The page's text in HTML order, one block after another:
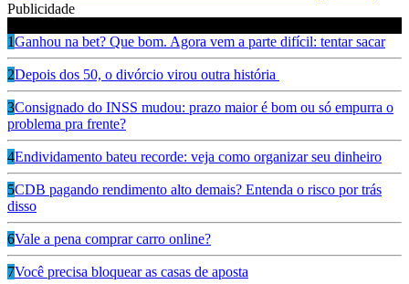
Publicidade
1Ganhou na bet? Que bom. Agora vem a parte difícil: tentar sacar
2Depois dos 50, o divórcio virou outra história
3Consignado do INSS mudou: prazo maior é bom ou só empurra o
problema pra frente?
4Endividamento bateu recorde: veja como organizar seu dinheiro
5CDB pagando rendimento alto demais? Entenda o risco por trás
disso
6Vale a pena comprar carro online?
7Você precisa bloquear as casas de aposta